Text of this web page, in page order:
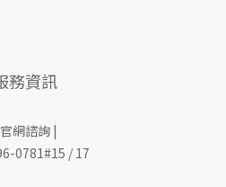
務資訊
網諮詢 |
0781#15 / 17